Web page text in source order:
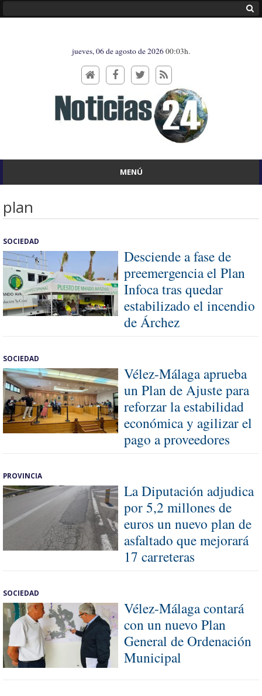
jueves, 06 de agosto de 202600:03h.
MENÚ
plan
SOCIEDAD
Desciende a fase de
preemergencia el Plan
Infoca tras quedar
estabilizado el incendio
de Árchez
SOCIEDAD
Vélez-Málaga aprueba
un Plan de Ajuste para
reforzar la estabilidad
económica y agilizar el
pago a proveedores
PROVINCIA
La Diputación adjudica
por 5,2 millones de
euros un nuevo plan de
asfaltado que mejorará
17 carreteras
SOCIEDAD
Vélez-Málaga contará
con un nuevo Plan
General de Ordenación
Municipal